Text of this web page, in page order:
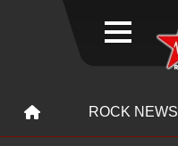
ROCK NEWS
WEBRADIO